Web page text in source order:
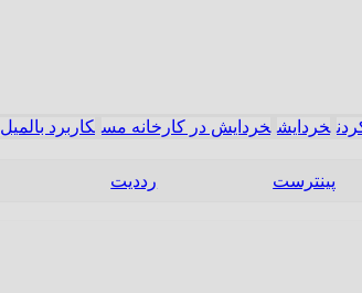
خردایش خردایش در کارخانه مس کاربرد بالمیل
پینترست رددیت